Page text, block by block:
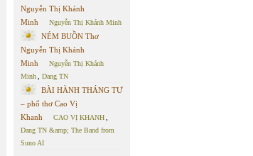
Nguyễn Thị Khánh
Minh
Nguyễn Thị Khánh Minh
NÉM BUỒN Thơ
Nguyễn Thị Khánh
Minh
Nguyễn Thị Khánh
Minh
Dang TN
BÀI HÀNH THÁNG TƯ
– phổ thơ Cao Vị
Khanh
CAO VỊ KHANH
Dang TN &amp; The Band from
Suno AI